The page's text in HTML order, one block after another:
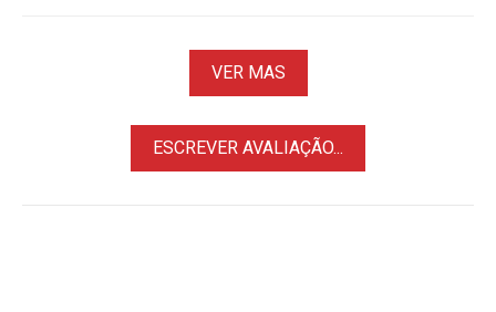
VER MAS
ESCREVER AVALIAÇÃO...